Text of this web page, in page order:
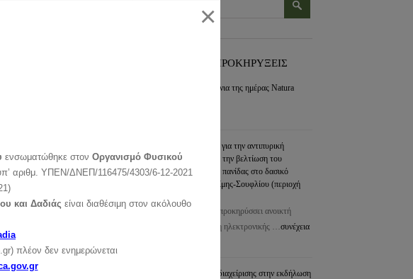
ΠΡΟΣΦΑΤΑ ΝΕΑ-ΠΡΟΚΗΡΥΞΕΙΣ
Εορτασμός για τα 30 χρόνια της ημέρας Natura
Διαχείριση των διακένων για την αντιπυρική
προστασία του δάσους & την βελτίωση του
ενδιαιτήματος της άγριας πανίδας στο δασικό
σύμπλεγμα Δαδιάς-Λευκίμης-Σουφλίου (περιοχή
Το Δασαρχείο Σουφλίου προκηρύσσει ανοικτή
διαδικασία για τη σύναψη ηλεκτρονικής …συνέχεια
Συμμετοχή της μονάδας διαχείρισης στην εκδήλωση
×
ενσωματώθηκε στον Οργανισμό Φυσικού
αριθμ. ΥΠΕΝ/ΔΝΕΠ/116475/4303/6-12-2021
και Δαδιάς είναι διαθέσιμη στον ακόλουθο
πλέον δεν ενημερώνεται